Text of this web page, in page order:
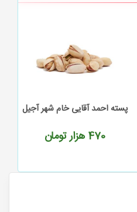
پسته احمد آقایی خام شهر آجیل
470 هزار تومان